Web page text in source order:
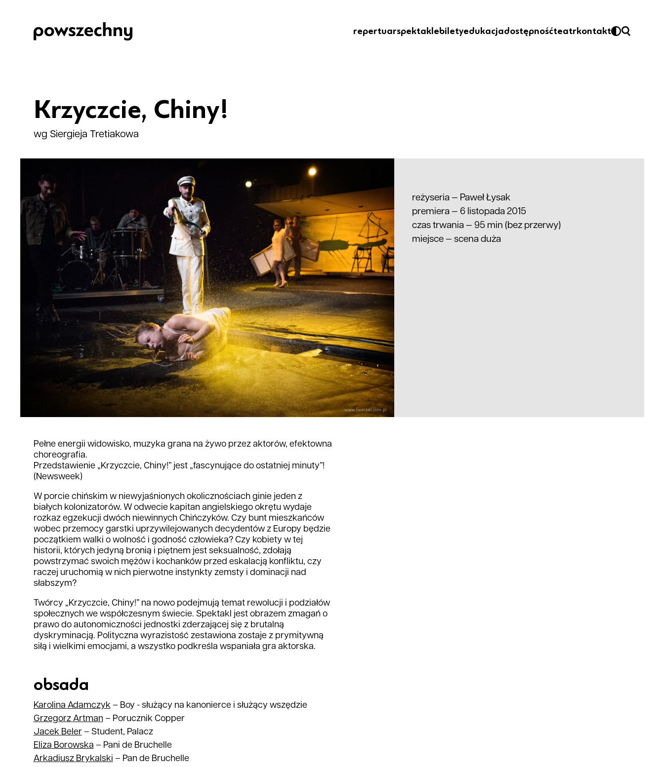
repertuarspektaklebiletyedukacjadostępnośćteatrkontakt
Krzyczcie, Chiny!
wg Siergieja Tretiakowa
reżyseria — Paweł Łysak
premiera — 6 listopada 2015
czas trwania — 95 min (bez przerwy)
miejsce —scena duża
Pełne energii widowisko, muzyka grana na żywo przez aktorów, efektowna
choreografia.
Przedstawienie „Krzyczcie, Chiny!” jest „fascynujące do ostatniej minuty”!
(Newsweek)
W porcie chińskim w niewyjaśnionych okolicznościach ginie jeden z
białych kolonizatorów. W odwecie kapitan angielskiego okrętu wydaje
rozkaz egzekucji dwóch niewinnych Chińczyków. Czy bunt mieszkańców
wobec przemocy garstki uprzywilejowanych decydentów z Europy będzie
początkiem walki o wolność i godność człowieka? Czy kobiety w tej
historii, których jedyną bronią i piętnem jest seksualność, zdołają
powstrzymać swoich mężów i kochanków przed eskalacją konfliktu, czy
raczej uruchomią w nich pierwotne instynkty zemsty i dominacji nad
słabszym?
Twórcy „Krzyczcie, Chiny!” na nowo podejmują temat rewolucji i podziałów
społecznych we współczesnym świecie. Spektakl jest obrazem zmagań o
prawo do autonomiczności jednostki zderzającej się z brutalną
dyskryminacją. Polityczna wyrazistość zestawiona zostaje z prymitywną
siłą i wielkimi emocjami, a wszystko podkreśla wspaniała gra aktorska.
obsada
Karolina Adamczyk– Boy - służący na kanonierce i służący wszędzie
Grzegorz Artman – Porucznik Copper
Jacek Beler– Student, Palacz
Eliza Borowska – Pani de Bruchelle
Arkadiusz Brykalski – Pan de Bruchelle